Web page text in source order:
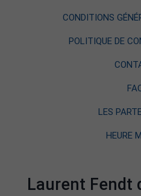
CONDITIONS
POLITIQUE DE
LES
HEURE
Laurent Fendt